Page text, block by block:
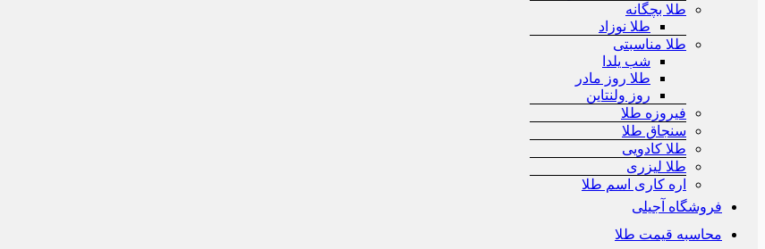
طلا بچگانه
طلا نوزاد
طلا مناسبتی
شب یلدا
طلا روز مادر
روز ولنتاین
فیروزه طلا
سنجاق طلا
طلا کادویی
طلا لیزری
اره کاری اسم طلا
فروشگاه آجیلی
محاسبه قیمت طلا